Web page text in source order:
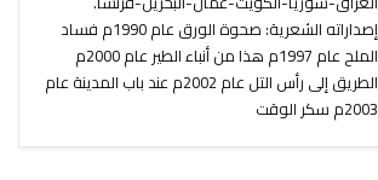
إصداراته الشعرية: صحوة الورق عام 1990م فساد
الملح عام 1997م هذا من أنباء الطير عام 2000م
الطريق إلى رأس التل عام 2002م عند باب المدينة عام
2003م سكر الوقت